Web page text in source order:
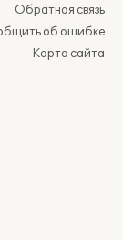
Обратная связь
об ошибке
Карта сайта